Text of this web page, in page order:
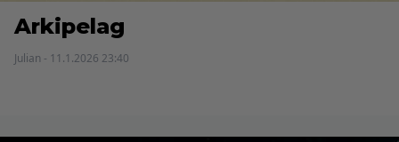
Arkipelag
Julian - 11.1.2026 23:40